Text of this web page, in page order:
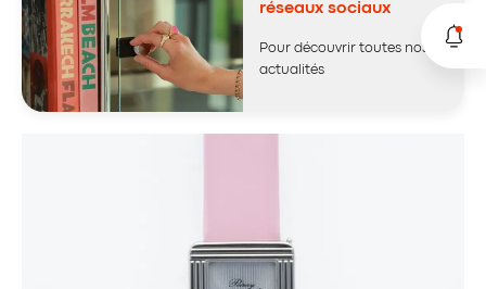
réseaux sociaux
Pour découvrir toutes nos
actualités